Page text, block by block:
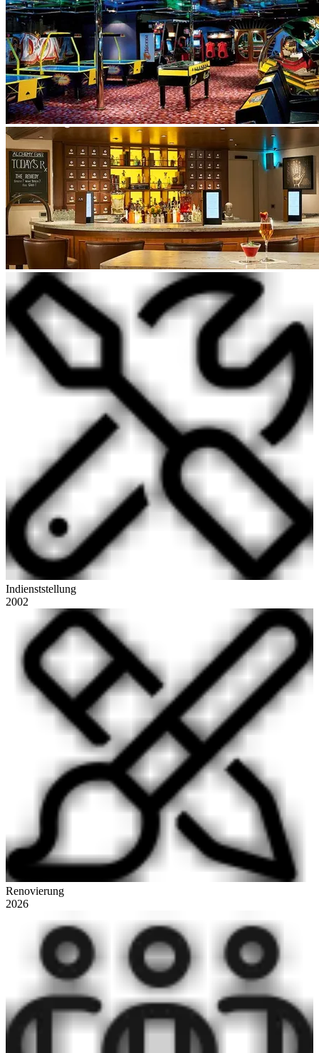
Indienststellung
2002
Renovierung
2026